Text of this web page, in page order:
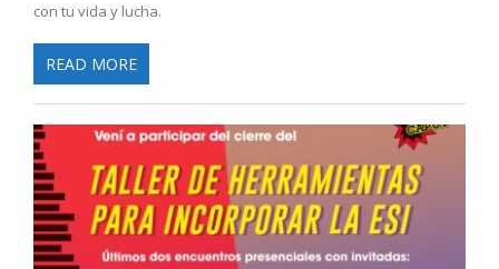
con tu vida y lucha.
READ MORE